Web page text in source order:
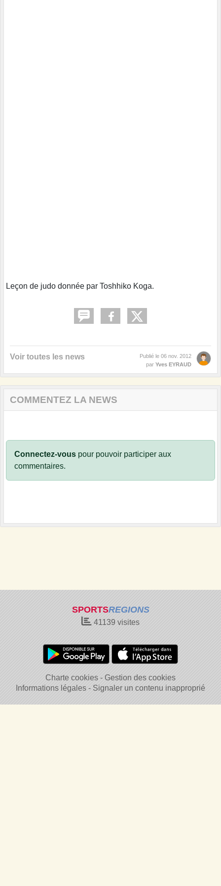
Leçon de judo donnée par Toshhiko Koga.
Voir toutes les news Publié le 06 nov. 2012
par Yves EYRAUD
COMMENTEZ LA NEWS
Connectez-vous pour pouvoir participer aux
commentaires.
SPORTSREGIONS
41139 visites
Charte cookies
Gestion des cookies
Informations légales
Signaler un contenu inapproprié